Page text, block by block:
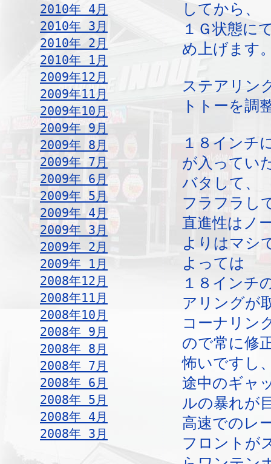
2010年 4月
2010年 3月
2010年 2月
2010年 1月
2009年12月
2009年11月
2009年10月
2009年 9月
2009年 8月
2009年 7月
2009年 6月
2009年 5月
2009年 4月
2009年 3月
2009年 2月
2009年 1月
2008年12月
2008年11月
2008年10月
2008年 9月
2008年 8月
2008年 7月
2008年 6月
2008年 5月
2008年 4月
2008年 3月
してから、
１Ｇ状態に
め上げます
ステアリン
トトーを調
１８インチ
が入ってい
バタして、
フラフラし
直進性はノ
よりはマシ
よっては
１８インチ
アリングが
コーナリン
ので常に修
怖いですし
途中のギャ
ルの暴れが
高速でのレ
フロントが